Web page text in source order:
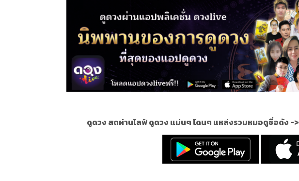
ดูดวง สดผ่านไลฟ์ ดูดวง แม่นๆ โดนๆ แหล่งรวมหมอดูชื่อดัง ->